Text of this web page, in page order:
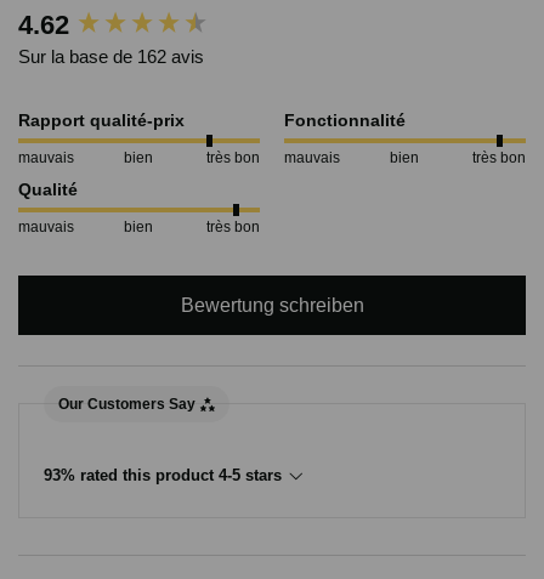
4.62
Sur la base de 162 avis
Rapport qualité-prix
mauvais bien très bon
Fonctionnalité
mauvais bien très bon
Qualité
mauvais bien très bon
Bewertung schreiben
Our Customers Say
93% rated this product 4-5 stars
New content loaded